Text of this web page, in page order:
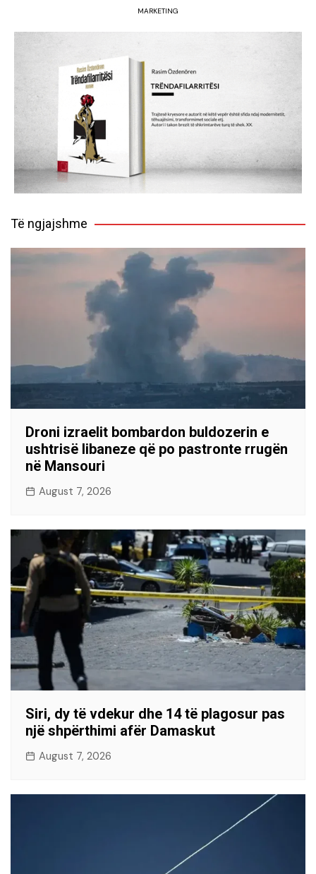
MARKETING
Të ngjajshme
Droni izraelit bombardon buldozerin e
ushtrisë libaneze që po pastronte rrugën
në Mansouri
August 7, 2026
Siri, dy të vdekur dhe 14 të plagosur pas
një shpërthimi afër Damaskut
August 7, 2026